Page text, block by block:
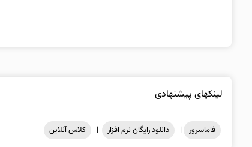
لینکهای پیشنهادی
فاماسرور | دانلود رایگان نرم افزار | کلاس آنلاین